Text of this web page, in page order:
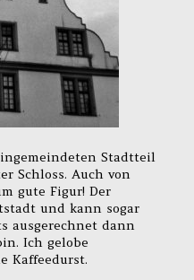
Stadtteil
Schloss. Auch von
gute Figur! Der
und kann sogar
ausgerechnet dann
Ich gelobe
Kaffeedurst.